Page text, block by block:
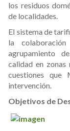
los residuos
de localidades.
El sistema de
la
agrupamiento
calidad en zonas
cuestiones que
intervención.
Objetivos de